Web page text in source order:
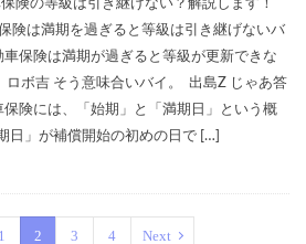
険は満期を過ぎると等級は引き継げないバ
保険は満期が過ぎると等級が更新できな
ボ吉 そう意味合いバイ。 出島Z じゃあ答
険には、「始期」と「満期日」という概
日」が補償開始の初めの日で […]
1 2 3 4 Next